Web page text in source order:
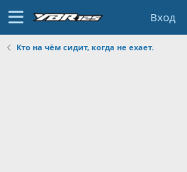
Вход
Кто на чём сидит, когда не ехает.